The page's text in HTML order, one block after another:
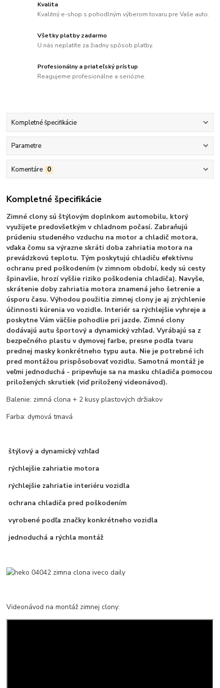
Kvalita
Kvalitný e-shop s pohodlným výberom tovaru pre Vaše auto.
Všetky platby zadarmo
U nás neplatíte za žiadny spôsob platby.
Profesionálny a priateľský prístup
Reagujeme profesionálne a seriózne.
Kompletné špecifikácie
Parametre
Komentáre 0
Kompletné špecifikácie
Zimné clony sú štýlovým doplnkom automobilu, ktorý
využijete predovšetkým v chladnom počasí. Zabraňujú
prúdeniu studeného vzduchu na motor a chladič motora,
vďaka čomu sa výrazne skráti doba zahriatia motora na
prevádzkovú teplotu. Tým poskytujú chladiču efektívnu
ochranu pred poškodením (v zimnom období, kedy sú cesty
špinavšie, hrozí vyššie riziko poškodenia chladiča). Navyše,
skrátenie doby zahriatia motora znamená jeho šetrenie a
úsporu času. Výhodou použitia zimnej clony je aj zrýchlenie
účinnosti kúrenia vo vozidle. Interiér sa rýchlejšie vyhreje a
poskytne Vám väčšie pohodlie pri jazde. Zimné clony
dodávajú autu športový a dynamický vzhľad. Vyrábajú sa z
bezpečného plastu v dymovej farbe, presne podľa tvaru
prednej masky konkrétneho typu auta. Nie je potrebné ich
pred montážou prispôsobovať vozidlu. Samotná montáž je
veľmi jednoduchá - pripevňuje sa na masku chladiča pomocou
priložených skrutiek (viď priložený videonávod).
Balenie: zimná clona + 2 kusy plastových držiakov
Farba: dymová tmavá
štýlový a dynamický vzhľad
rýchlejšie zahriatie motora
rýchlejšie zahriatie interiéru vozidla
ochrana chladiča pred poškodením
vyrobené podľa značky konkrétneho vozidla
jednoduchá a rýchla montáž
Videonávod na montáž zimnej clony: